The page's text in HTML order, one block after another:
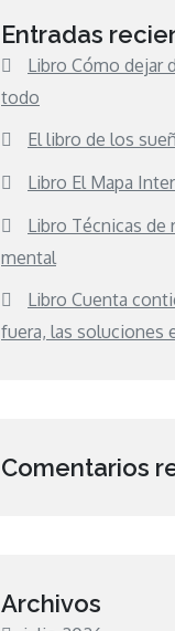
Entradas
Libro Cómo dejar
todo
El libro de los
Libro El Mapa
Libro Técnicas de
mental
Libro Cuenta
fuera, las soluciones
Comentarios
Archivos